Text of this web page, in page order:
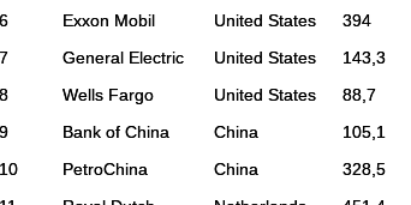
6 Exxon Mobil United States 394
7
General Electric United States 143,3
8
Wells Fargo United States 88,7
9
Bank of China China 105,1
10
PetroChina China 328,5